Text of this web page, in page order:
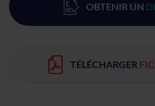
OBTENIR UN
TÉLÉCHARGER